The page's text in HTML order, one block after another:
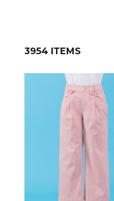
3954 ITEMS